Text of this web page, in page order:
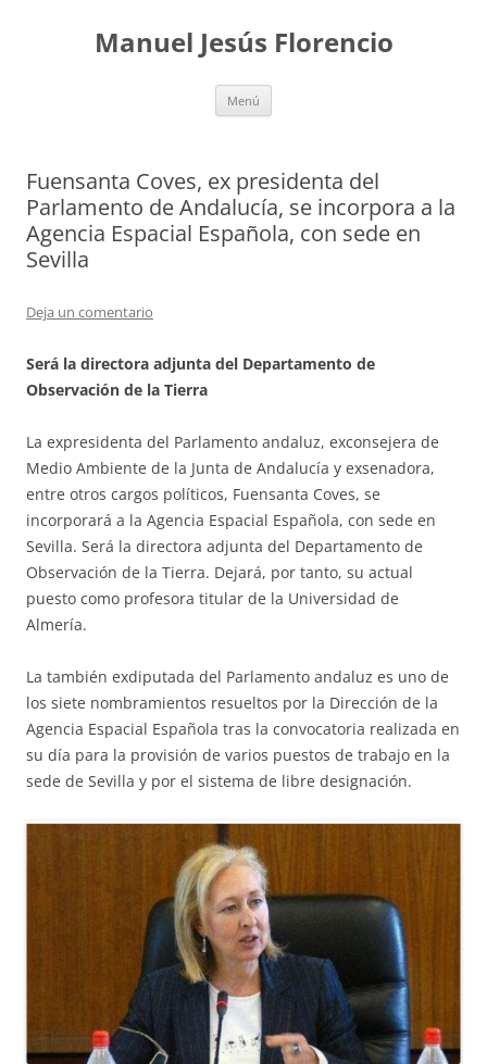
contenidoManuel Jesús Florencio
Menú
Fuensanta Coves, ex presidenta del
Parlamento de Andalucía, se incorpora a la
Agencia Espacial Española, con sede en
Sevilla
Deja un comentario
Será la directora adjunta del Departamento de
Observación de la Tierra
La expresidenta del Parlamento andaluz, exconsejera de
Medio Ambiente de la Junta de Andalucía y exsenadora,
entre otros cargos políticos, Fuensanta Coves, se
incorporará a la Agencia Espacial Española, con sede en
Sevilla. Será la directora adjunta del Departamento de
Observación de la Tierra. Dejará, por tanto, su actual
puesto como profesora titular de la Universidad de
Almería.
La también exdiputada del Parlamento andaluz es uno de
los siete nombramientos resueltos por la Dirección de la
Agencia Espacial Española tras la convocatoria realizada en
su día para la provisión de varios puestos de trabajo en la
sede de Sevilla y por el sistema de libre designación.